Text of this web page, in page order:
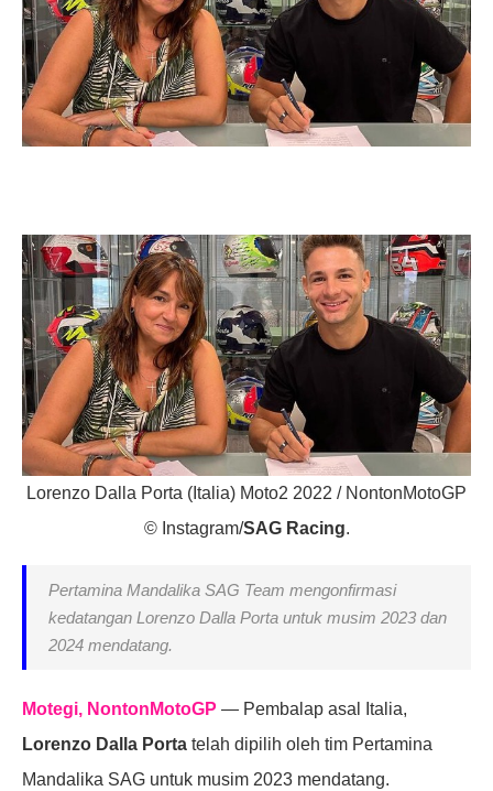
Lorenzo Dalla Porta (Italia) Moto2 2022 / NontonMotoGP
© Instagram/SAG Racing.
Pertamina Mandalika SAG Team mengonfirmasi
kedatangan Lorenzo Dalla Porta untuk musim 2023 dan
2024 mendatang.
Motegi, NontonMotoGP — Pembalap asal Italia,
Lorenzo Dalla Porta telah dipilih oleh tim Pertamina
Mandalika SAG untuk musim 2023 mendatang.